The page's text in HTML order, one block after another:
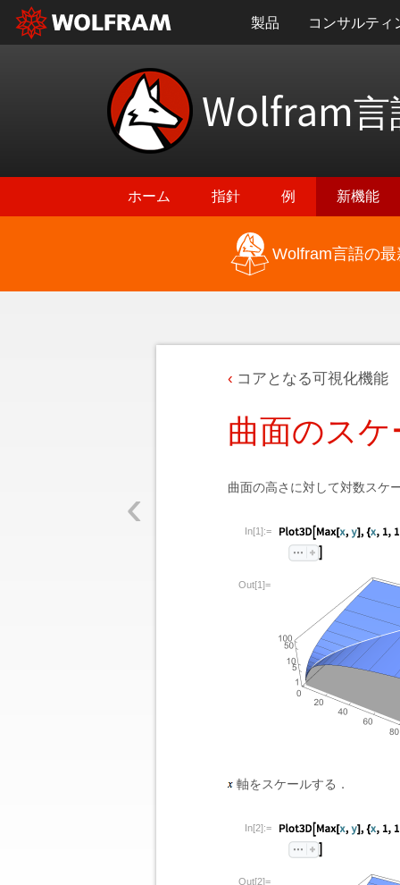
製品 コンサルティ
Wolfram言
ホーム 指針 例 新機能
Wolfram言語の
‹
コアとなる可視化機能
曲面のス
曲面の高さに対して対数スケ
In[1]:=
Out[1]=
軸をスケールする．
In[2]:=
Out[2]=